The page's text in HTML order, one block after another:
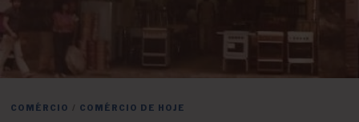
COMÉRCIO / COMÉRCIO DE HOJE